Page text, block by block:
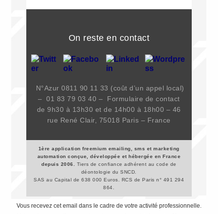
On reste en contact
N°Azur 0811 90 11 33 (coût d’un appel local)
– 01 83 79 03 40 – Formulaire de contact
de 9h30 à 13h30 et de 14h00 à 18h00 – 46
rue René Clair, 75018 Paris – France
1ère application freemium emailing, sms et marketing
automation conçue, développée et hébergée en France
depuis 2006. Tiers de confiance adhérent au code de
déontologie du SNCD.
SAS au Capital de 638 000 Euros. RCS de Paris n° 491 294
864.
Vous recevez cet email dans le cadre de votre activité professionnelle.